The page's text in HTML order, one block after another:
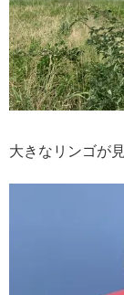
大きなリンゴが